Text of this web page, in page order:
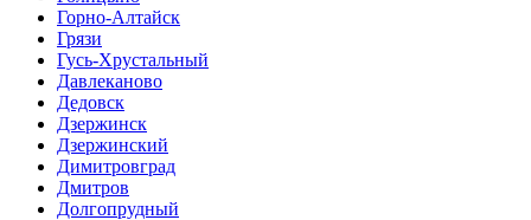
Горно-Алтайск
Грязи
Гусь-Хрустальный
Давлеканово
Дедовск
Дзержинск
Дзержинский
Димитровград
Дмитров
Долгопрудный